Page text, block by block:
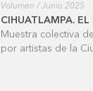
Volumen / Junio 2025
CIHUATLAMPA. EL
Muestra colectiva
por artistas de la